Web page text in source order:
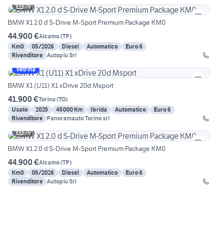
26
BMW X1 2.0 d S-Drive M-Sport Premium Package KM0
44.900 €Alcamo(TP)
Km0
05/2026 Diesel Automatico
Euro 6
Rivenditore Autopiu Srl
Vetrina
BMW X1 (U11) X1 xDrive 20d Msport
41.900 €Torino(TO)
Usato
2025 45000 Km Ibrida Automatico
Euro 6
Rivenditore Panoramauto Torino srl
26
BMW X1 2.0 d S-Drive M-Sport Premium Package KM0
44.900 €Alcamo(TP)
Km0
05/2026 Diesel Automatico
Euro 6
Rivenditore Autopiu Srl